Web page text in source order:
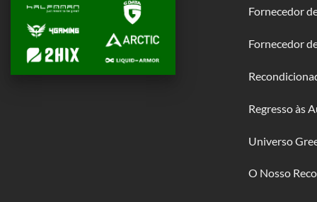
Fornecedor
Fornecedor
Regresso às
Universo
O Nosso